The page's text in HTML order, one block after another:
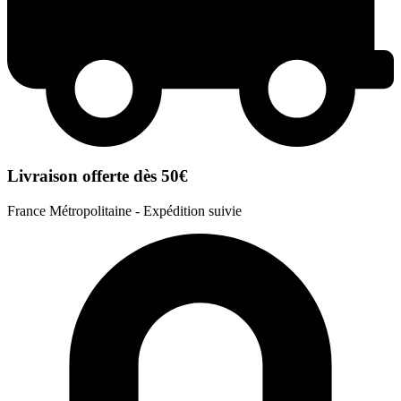
Livraison offerte dès 50€
France Métropolitaine - Expédition suivie